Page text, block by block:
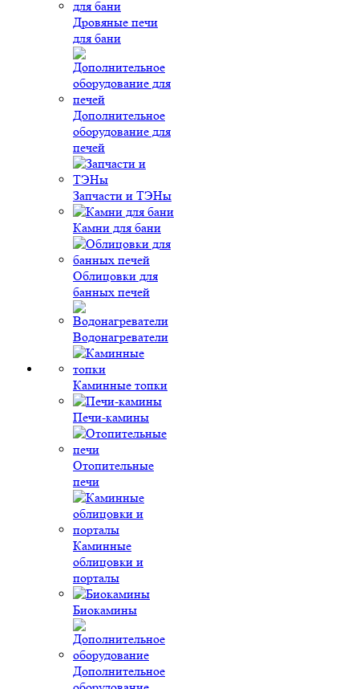
Дровяные печи
для бани
Дополнительное
оборудование для
печей
Запчасти и ТЭНы
Камни для бани
Облицовки для
банных печей
Водонагреватели
Каминные топки
Печи-камины
Отопительные
печи
Каминные
облицовки и
порталы
Биокамины
Дополнительное